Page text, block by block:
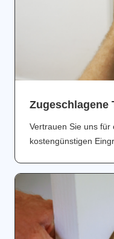
Zugeschlagene
Vertrauen Sie uns für
kostengünstigen